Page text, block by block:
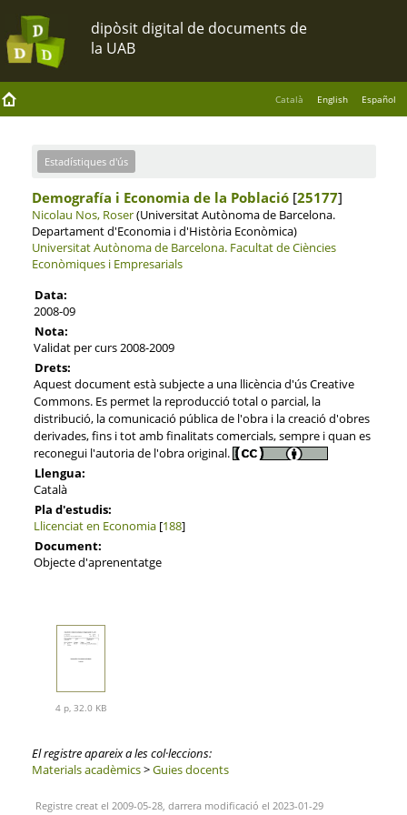
Català English Español
Estadístiques d'ús
Demografía i Economia de la Població[25177]
Nicolau Nos, Roser(Universitat Autònoma de Barcelona.
Departament d'Economia i d'Història Econòmica)
Universitat Autònoma de Barcelona. Facultat de Ciències
Econòmiques i Empresarials
Data:
2008-09
Nota:
Validat per curs 2008-2009
Drets:
Aquest document està subjecte a una llicència d'ús Creative
Commons. Es permet la reproducció total o parcial, la
distribució, la comunicació pública de l'obra i la creació d'obres
derivades, fins i tot amb finalitats comercials, sempre i quan es
reconegui l'autoria de l'obra original.
Llengua:
Català
Pla d'estudis:
Llicenciat en Economia[188]
Document:
Objecte d'aprenentatge
4 p, 32.0 KB
El registre apareix a les col·leccions:
Materials acadèmics>Guies docents
Registre creat el 2009-05-28, darrera modificació el 2023-01-29